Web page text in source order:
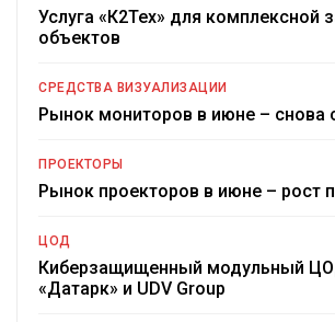
Услуга «К2Тех» для комплексной
объектов
СРЕДСТВА ВИЗУАЛИЗАЦИИ
Рынок мониторов в июне – снова
ПРОЕКТОРЫ
Рынок проекторов в июне – рост
ЦОД
Киберзащищенный модульный
«Датарк» и UDV Group